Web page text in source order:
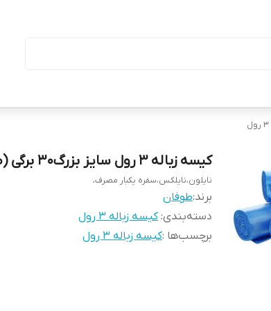
کیسه زباله ۳ رول سایز بزرگ۳۰ برگی (طوفان)(کارتن ۲۴ بسته)
نایلون،نایلکس،سفره یکبار مصرف،
برند:طوفان
دسته‌بندی:کیسه زباله ۳ رول
برچسب‌ها :کیسه زباله ۳ رول